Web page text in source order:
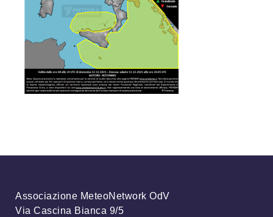
Associazione MeteoNetwork OdV
Via Cascina Bianca 9/5